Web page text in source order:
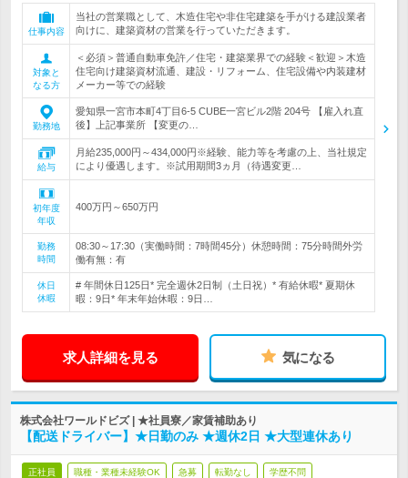
仕事内容
当社の営業職として、木造住宅や非住宅建築を手がける建設業者
向けに、建築資材の営業を行っていただきます。
対象と
なる方
＜必須＞普通自動車免許／住宅・建築業界での経験＜歓迎＞木造
住宅向け建築資材流通、建設・リフォーム、住宅設備や内装建材
メーカー等での経験
勤務地
愛知県一宮市本町4丁目6-5 CUBE一宮ビル2階 204号 【雇入れ直
後】上記事業所 【変更の…
給与
月給235,000円～434,000円※経験、能力等を考慮の上、当社規定
により優遇します。※試用期間3ヵ月（待遇変更…
初年度
年収
400万円～650万円
勤務
時間
08:30～17:30（実働時間：7時間45分）休憩時間：75分時間外労
働有無：有
休日
休暇
# 年間休日125日* 完全週休2日制（土日祝）* 有給休暇* 夏期休
暇：9日* 年末年始休暇：9日…
求人詳細を見る 気になる
株式会社ワールドビズ | ★社員寮／家賃補助あり
【配送ドライバー】★日勤のみ ★週休2日 ★大型連休あり
正社員 職種・業種未経験OK 急募 転勤なし 学歴不問